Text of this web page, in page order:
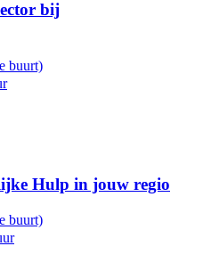
bij
buurt)
Hulp in jouw regio
buurt)